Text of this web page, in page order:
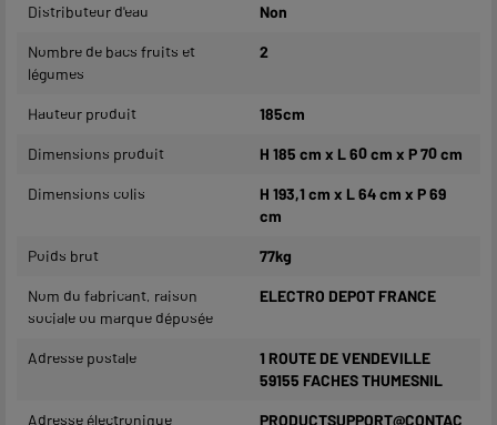
Distributeur d'eau Non
Nombre de bacs fruits et
légumes
2
Hauteur produit 185cm
Dimensions produit H 185 cm x L 60 cm x P 70 cm
Dimensions colis
H 193,1 cm x L 64 cm x P 69
cm
Poids brut 77kg
Nom du fabricant, raison
sociale ou marque déposée
ELECTRO DEPOT FRANCE
Adresse postale
1 ROUTE DE VENDEVILLE
59155 FACHES THUMESNIL
Adresse électronique PRODUCTSUPPORT@CONTAC